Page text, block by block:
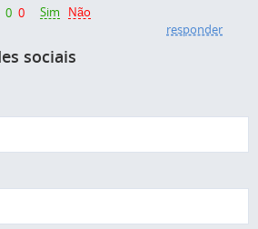
0 0 Sim
Não
responder
sociais